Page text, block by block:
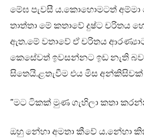
මේඝ පැවසී ය.කොහොමටත්
තාත්තා මේ කතාවේ දුෂ්ට චරිතය
ඇත.මේ වතාවේ ඒ චරිතය
කෙසේවත් ඉවසන්නට ඉඩ නැති
සිතෙයි.ළතැවීම එය මිස
“මට ටිකක් මුණ ගැහිලා කතා
ඔහු නේහා අමතා කීවේ ය.නේහා